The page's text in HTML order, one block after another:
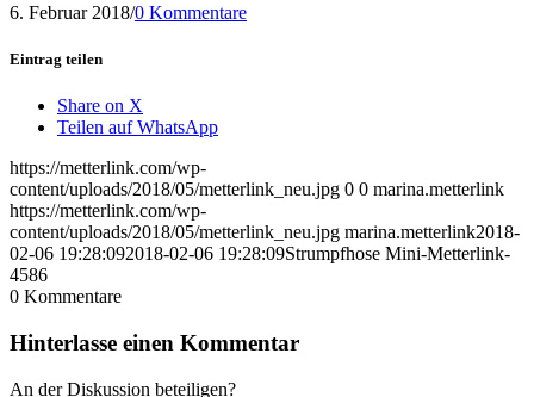
6. Februar 2018/0 Kommentare
Eintrag teilen
Share on X
Teilen auf WhatsApp
https://metterlink.com/wp-
content/uploads/2018/05/metterlink_neu.jpg 0 0 marina.metterlink
https://metterlink.com/wp-
content/uploads/2018/05/metterlink_neu.jpg marina.metterlink2018-
02-06 19:28:092018-02-06 19:28:09Strumpfhose Mini-Metterlink-
4586
0 Kommentare
Hinterlasse einen Kommentar
An der Diskussion beteiligen?